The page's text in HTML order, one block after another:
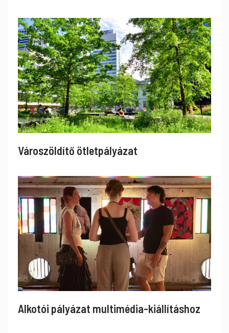
Városzöldítő ötletpályázat
Alkotói pályázat multimédia-kiállításhoz